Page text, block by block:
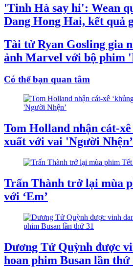
'Tinh Hà say hi': Wean
Dang Hong Hai, kết quả
Tài tử Ryan Gosling gia
ảnh Marvel với bộ phim
Có thể bạn quan tâm
Tom Holland nhận cát-xê
xuất với vai 'Người Nhện’
Trấn Thành trở lại mùa
với ‘Em’
Dương Tử Quỳnh được
hoan phim Busan lần thứ